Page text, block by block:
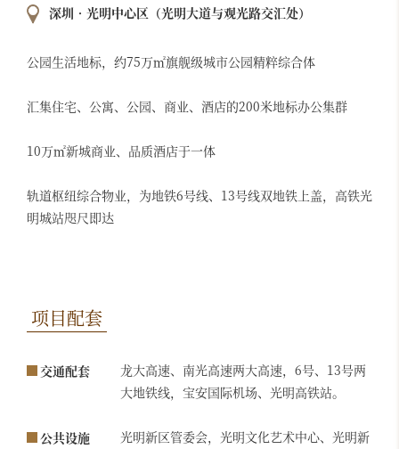
深圳•光明中心区（光明大道与观光路交汇处）
公园生活地标，约75万㎡旗舰级城市公园精粹综合体
汇集住宅、公寓、公园、商业、酒店的200米地标办公集群
10万㎡新城商业、品质酒店于一体
轨道枢纽综合物业，为地铁6号线、13号线双地铁上盖，高铁光
明城站咫尺即达
项目配套
交通配套
龙大高速、南光高速两大高速，6号、13号两
大地铁线，宝安国际机场、光明高铁站。
公共设施
光明新区管委会，光明文化艺术中心、光明新